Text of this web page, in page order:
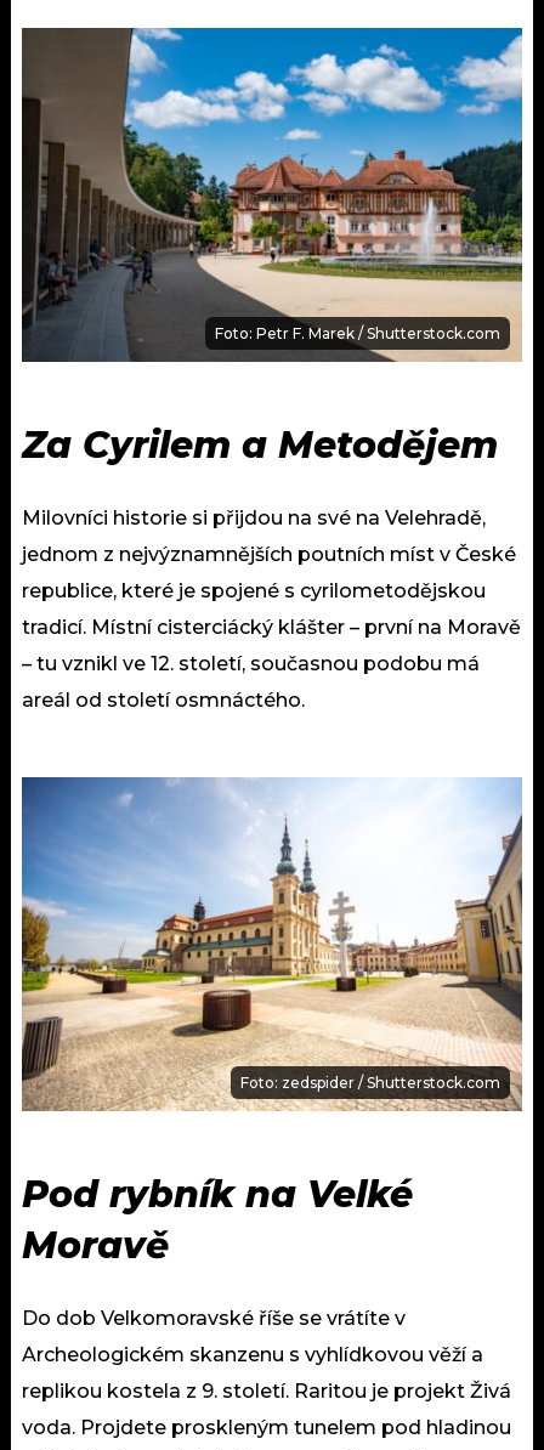
Foto: Petr F. Marek / Shutterstock.com
Za Cyrilem a Metodějem
Milovníci historie si přijdou na své na Velehradě,
jednom z nejvýznamnějších poutních míst v České
republice, které je spojené s cyrilometodějskou
tradicí. Místní cisterciácký klášter – první na Moravě
– tu vznikl ve 12. století, současnou podobu má
areál od století osmnáctého.
Foto: zedspider / Shutterstock.com
Pod rybník na Velké
Moravě
Do dob Velkomoravské říše se vrátíte v
Archeologickém skanzenu s vyhlídkovou věží a
replikou kostela z 9. století. Raritou je projekt Živá
voda. Projdete proskleným tunelem pod hladinou